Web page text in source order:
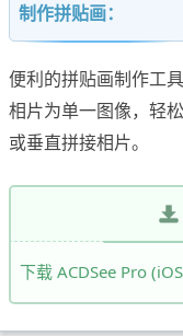
制作拼贴画：
便利的拼贴画制作工
相片为单一图像，轻
或垂直拼接相片。
下载 ACDSee Pro